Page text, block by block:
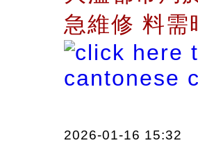
急維修 料
2026-01-16 15:32